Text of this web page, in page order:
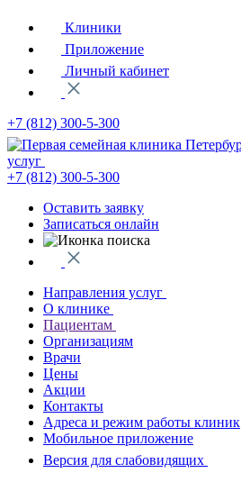
Клиники
Приложение
Личный кабинет
+7 (812) 300-5-300
услуг
+7 (812) 300-5-300
Оставить заявку
Записаться онлайн
Направления услуг
О клинике
Пациентам
Организациям
Врачи
Цены
Акции
Контакты
Адреса и режим работы клиник
Мобильное приложение
Версия для слабовидящих